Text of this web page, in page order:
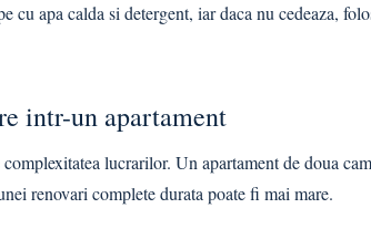
cu apa calda si detergent, iar daca nu cedeaza,
intr-un apartament
lucrarilor. Un apartament de doua
renovari complete durata poate fi mai mare.